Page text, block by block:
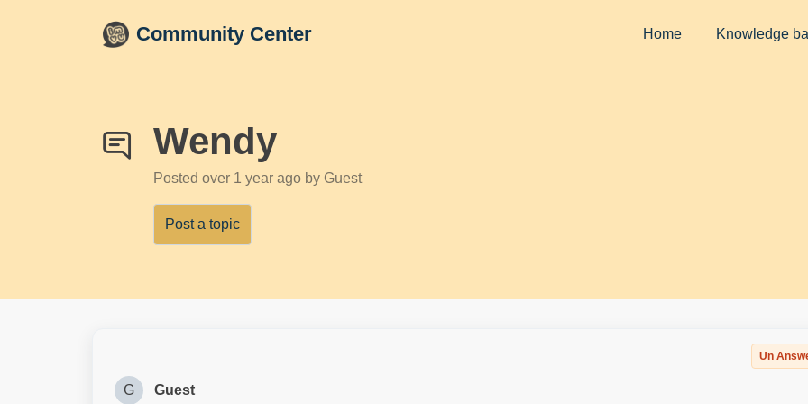
Community Center Home Knowledge
Wendy
Posted over 1 year ago by Guest
Post a topic
Un
G Guest